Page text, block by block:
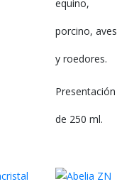
equino,
porcino, aves
y roedores.
Presentación
de 250 ml.